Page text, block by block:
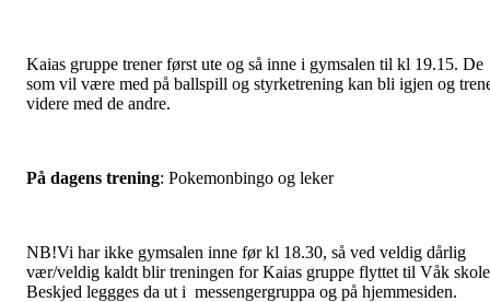
Kaias gruppe trener først ute og så inne i gymsalen til kl 19.15. De
som vil være med på ballspill og styrketrening kan bli igjen og
videre med de andre.
På dagens trening: Pokemonbingo og leker
NB!Vi har ikke gymsalen inne før kl 18.30, så ved veldig dårlig
vær/veldig kaldt blir treningen for Kaias gruppe flyttet til Våk
Beskjed leggges da ut i messengergruppa og på hjemmesiden.